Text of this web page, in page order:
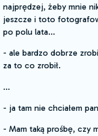
najprędzej, żeby mnie
jeszcze i toto
po polu lata…
- ale bardzo dobrze
za to co zrobił.
…
- ja tam nie chciałem
- Mam taką prośbę, czy